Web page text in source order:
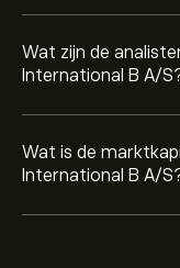
Wat zijn de
International B A/
Wat is de
International B A/